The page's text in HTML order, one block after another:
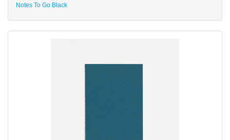
Notes To Go Black